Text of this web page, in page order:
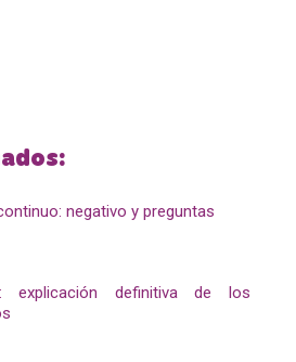
negativo y preguntas
explicación definitiva de los